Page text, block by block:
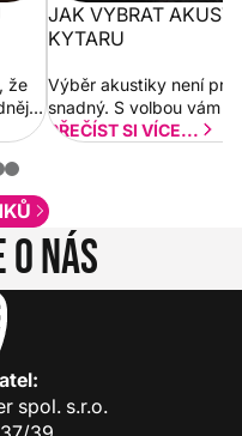
že
JAK VYBRAT
KYTARU
Výběr akustiky není pro
snadný. S volbou vám
PŘEČÍST SI VÍCE...
nás
spol. s.r.o.